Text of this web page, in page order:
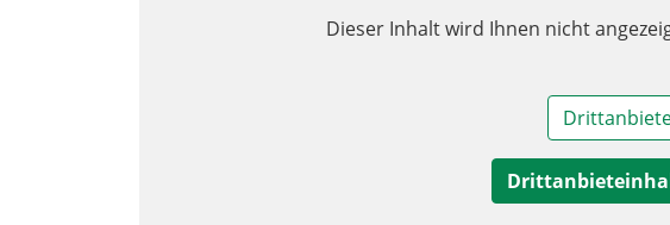
Dieser Inhalt wird Ihnen nicht